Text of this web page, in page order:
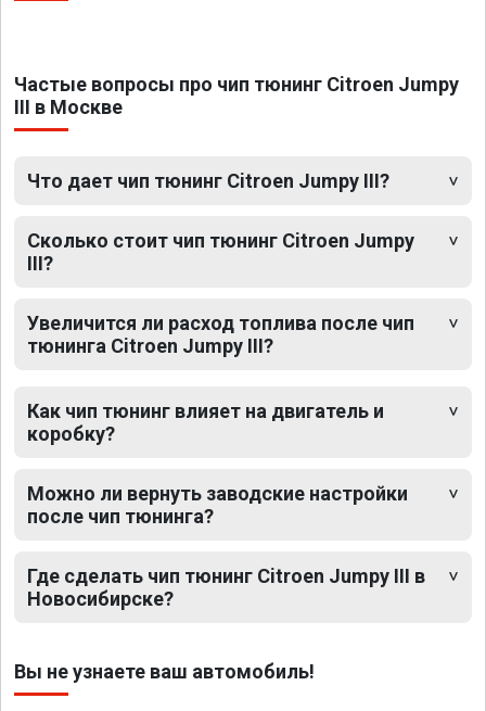
Частые вопросы про чип тюнинг Citroen Jumpy
III в Москве
Что дает чип тюнинг Citroen Jumpy III?
Сколько стоит чип тюнинг Citroen Jumpy
III?
Увеличится ли расход топлива после чип
тюнинга Citroen Jumpy III?
Как чип тюнинг влияет на двигатель и
коробку?
Можно ли вернуть заводские настройки
после чип тюнинга?
Где сделать чип тюнинг Citroen Jumpy III в
Новосибирске?
Вы не узнаете ваш автомобиль!